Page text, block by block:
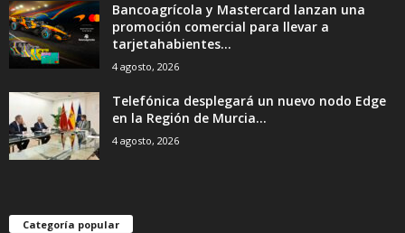
Bancoagrícola y Mastercard lanzan una
promoción comercial para llevar a
tarjetahabientes...
4 agosto, 2026
Telefónica desplegará un nuevo nodo Edge
en la Región de Murcia...
4 agosto, 2026
Categoría popular